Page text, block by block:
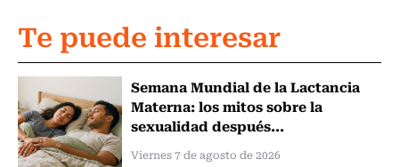
Te puede interesar
Semana Mundial de la Lactancia
Materna: los mitos sobre la
sexualidad después...
Viernes 7 de agosto de 2026